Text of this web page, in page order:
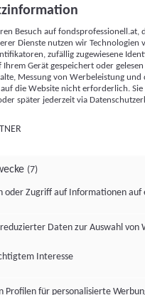
von Werbeleistung
Zielgruppenforschung.
Kennungen (z. B. login-
Kennungen,
mit anderen
Technologien usw.) auf
ausgelesen werden, um es
App oder einer Webseite
der hier aufgeführten
Besuch auf
Dienste nutzen wir Technologien
zufällig zugewiesene
Gerät gespeichert oder
Messung von Werbeleistung
die Website nicht erforderlich.
später jederzeit via
(7)
oder Zugriff auf Informationen auf
Daten zur Auswahl von
Interesse
Profilen für personalisierte